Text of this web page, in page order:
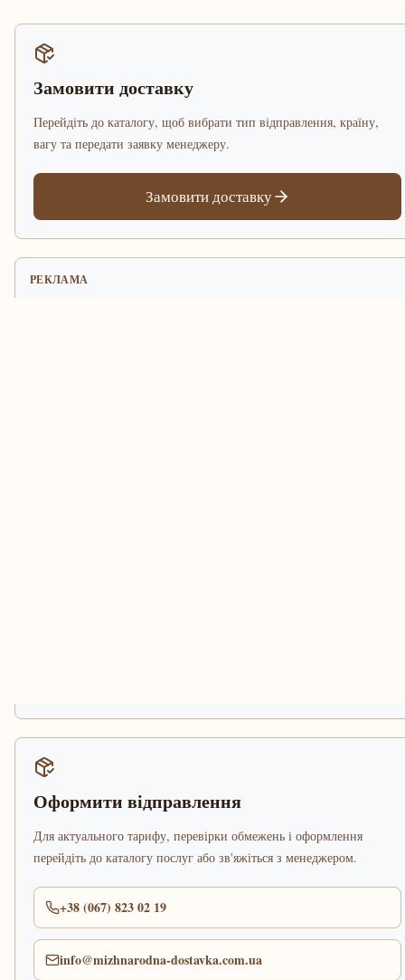
Замовити доставку
Перейдіть до каталогу, щоб вибрати тип відправлення, країну,
вагу та передати заявку менеджеру.
Замовити доставку
РЕКЛАМА
Оформити відправлення
Для актуального тарифу, перевірки обмежень і оформлення
перейдіть до каталогу послуг або зв'яжіться з менеджером.
+38 (067) 823 02 19
info@mizhnarodna-dostavka.com.ua